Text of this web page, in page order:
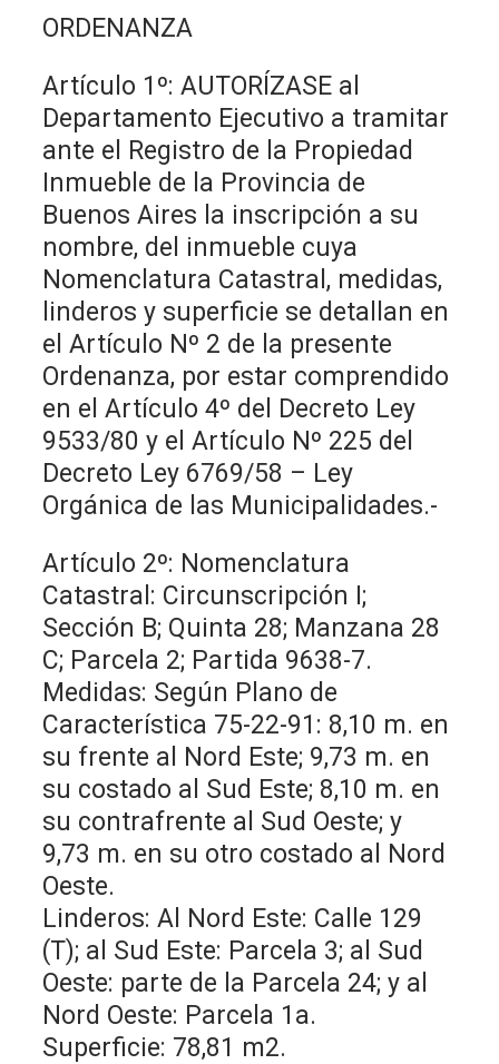
ORDENANZA
Artículo 1º: AUTORÍZASE al
Departamento Ejecutivo a tramitar
ante el Registro de la Propiedad
Inmueble de la Provincia de
Buenos Aires la inscripción a su
nombre, del inmueble cuya
Nomenclatura Catastral, medidas,
linderos y superficie se detallan en
el Artículo Nº 2 de la presente
Ordenanza, por estar comprendido
en el Artículo 4º del Decreto Ley
9533/80 y el Artículo Nº 225 del
Decreto Ley 6769/58 – Ley
Orgánica de las Municipalidades.-
Artículo 2º: Nomenclatura
Catastral: Circunscripción I;
Sección B; Quinta 28; Manzana 28
C; Parcela 2; Partida 9638-7.
Medidas: Según Plano de
Característica 75-22-91: 8,10 m. en
su frente al Nord Este; 9,73 m. en
su costado al Sud Este; 8,10 m. en
su contrafrente al Sud Oeste; y
9,73 m. en su otro costado al Nord
Oeste.
Linderos: Al Nord Este: Calle 129
(T); al Sud Este: Parcela 3; al Sud
Oeste: parte de la Parcela 24; y al
Nord Oeste: Parcela 1a.
Superficie: 78,81 m2.